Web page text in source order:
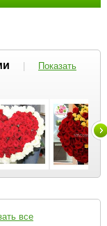
|
Показать
все